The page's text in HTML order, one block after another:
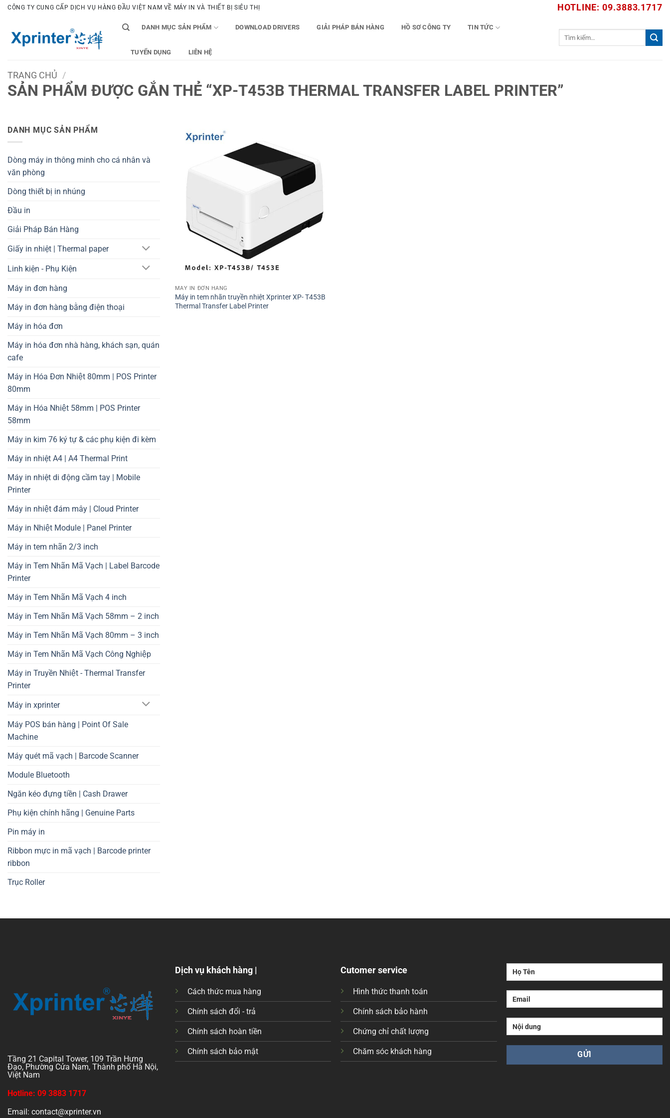
Bỏ
dung
CÔNG TY CUNG CẤP DỊCH VỤ HÀNG ĐẦU VIỆT NAM VỀ MÁY IN VÀ THIẾT BỊ SIÊU THỊ HOTLINE: 09.3883.1717
DANH MỤC SẢN PHẨM DOWNLOAD DRIVERS GIẢI PHÁP BÁN HÀNG HỒ SƠ CÔNG TY TIN TỨC
TUYỂN DỤNG LIÊN HỆ
TRANG CHỦ /
SẢN PHẨM ĐƯỢC GẮN THẺ “XP-T453B THERMAL TRANSFER LABEL PRINTER”
DANH MỤC SẢN PHẨM
Dòng máy in thông minh cho cá nhân và
văn phòng
Dòng thiết bị in nhúng
Đầu in
Giải Pháp Bán Hàng
Giấy in nhiệt | Thermal paper
Linh kiện - Phụ Kiện
Máy in đơn hàng
Máy in đơn hàng bằng điện thoại
Máy in hóa đơn
Máy in hóa đơn nhà hàng, khách sạn, quán
cafe
Máy in Hóa Đơn Nhiệt 80mm | POS Printer
80mm
Máy in Hóa Nhiệt 58mm | POS Printer
58mm
Máy in kim 76 ký tự & các phụ kiện đi kèm
Máy in nhiệt A4 | A4 Thermal Print
Máy in nhiệt di động cầm tay | Mobile
Printer
Máy in nhiệt đám mây | Cloud Printer
Máy in Nhiệt Module | Panel Printer
Máy in tem nhãn 2/3 inch
Máy in Tem Nhãn Mã Vạch | Label Barcode
Printer
Máy in Tem Nhãn Mã Vạch 4 inch
Máy in Tem Nhãn Mã Vạch 58mm – 2 inch
Máy in Tem Nhãn Mã Vạch 80mm – 3 inch
Máy in Tem Nhãn Mã Vạch Công Nghiệp
Máy in Truyền Nhiệt - Thermal Transfer
Printer
Máy in xprinter
Máy POS bán hàng | Point Of Sale
Machine
Máy quét mã vạch | Barcode Scanner
Module Bluetooth
Ngăn kéo đựng tiền | Cash Drawer
Phụ kiện chính hãng | Genuine Parts
Pin máy in
Ribbon mực in mã vạch | Barcode printer
ribbon
Trục Roller
MÁY IN ĐƠN HÀNG
Máy in tem nhãn truyền nhiệt Xprinter XP- T453B
Thermal Transfer Label Printer
Tầng 21 Capital Tower, 109 Trần Hưng
Đạo, Phường Cửa Nam, Thành phố Hà Nội,
Việt Nam
Hotline: 09 3883 1717
Email: contact@xprinter.vn
Dịch vụ khách hàng |
Cách thức mua hàng
Chính sách đổi - trả
Chính sách hoàn tiền
Chính sách bảo mật
Cutomer service
Hình thức thanh toán
Chính sách bảo hành
Chứng chỉ chất lượng
Chăm sóc khách hàng